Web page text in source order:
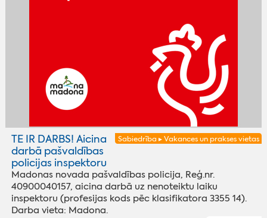
Sabiedrība ▸ Vakances un prakses vietas
TE IR DARBS! Aicina
darbā pašvaldības
policijas inspektoru
Madonas novada pašvaldības policija, Reģ.nr.
40900040157, aicina darbā uz nenoteiktu laiku
inspektoru (profesijas kods pēc klasifikatora 3355 14).
Darba vieta: Madona.